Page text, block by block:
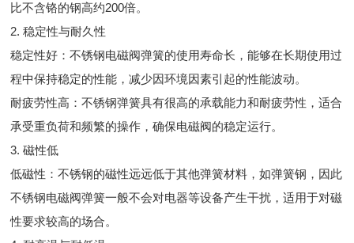
比不含铬的钢高约200倍。
2. 稳定性与耐久性
稳定性好：不锈钢电磁阀弹簧的使用寿命长，能够在长期使用过
程中保持稳定的性能，减少因环境因素引起的性能波动。
耐疲劳性高：不锈钢弹簧具有很高的承载能力和耐疲劳性，适合
承受重负荷和频繁的操作，确保电磁阀的稳定运行。
3. 磁性低
低磁性：不锈钢的磁性远远低于其他弹簧材料，如弹簧钢，因此
不锈钢电磁阀弹簧一般不会对电器等设备产生干扰，适用于对磁
性要求较高的场合。